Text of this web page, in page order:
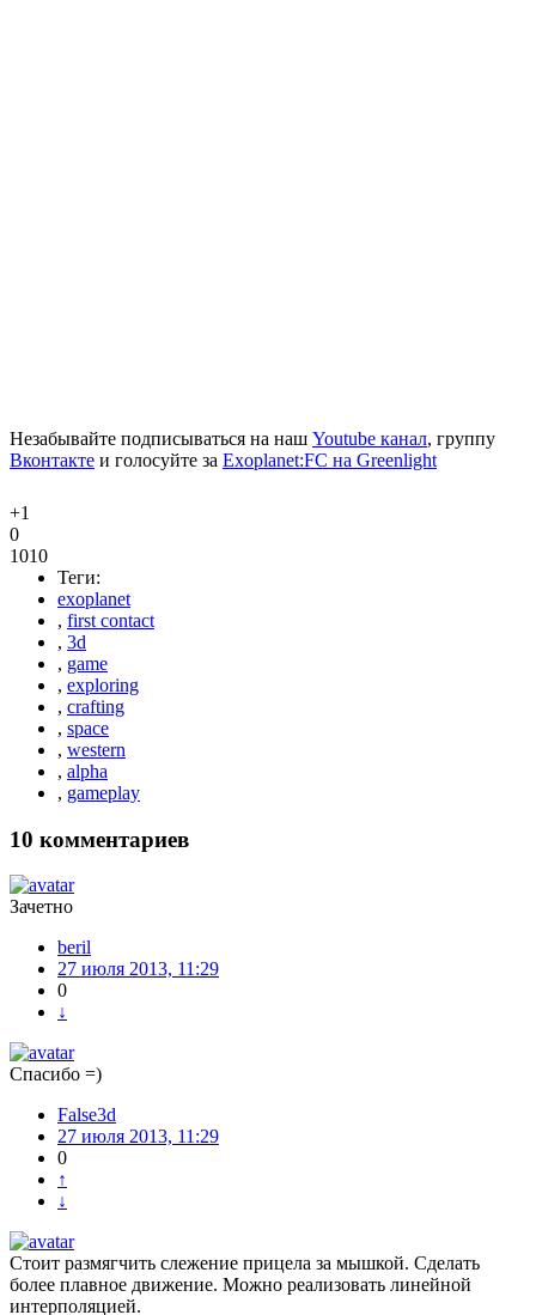
Незабывайте подписываться на наш Youtube канал, группу
Вконтакте и голосуйте за Exoplanet:FC на Greenlight
+1
0
1010
Теги:
exoplanet
, first contact
, 3d
, game
, exploring
, crafting
, space
, western
, alpha
, gameplay
10 комментариев
Зачетно
beril
27 июля 2013, 11:29
0
↓
Спасибо =)
False3d
27 июля 2013, 11:29
0
↑
↓
Стоит размягчить слежение прицела за мышкой. Сделать
более плавное движение. Можно реализовать линейной
интерполяцией.